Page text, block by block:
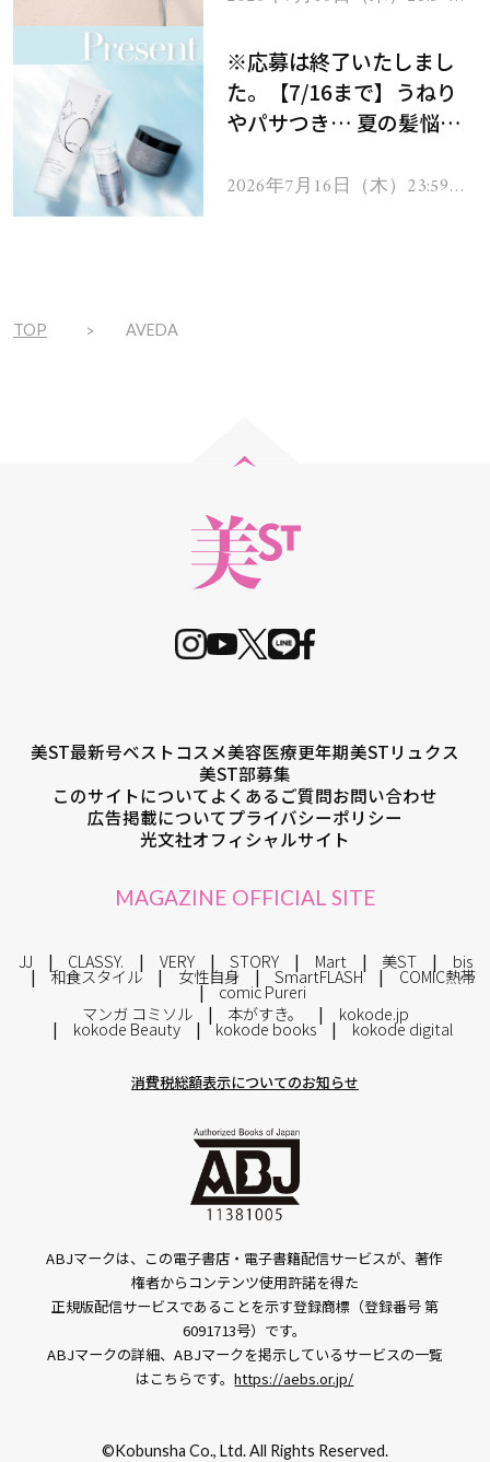
※応募は終了いたしまし
た。【7/16まで】うねり
やパサつき… 夏の髪悩み
ムを13名様にプレゼン
2026年7月16日（木）23:59ま
TOP AVEDA
美ST最新号ベストコスメ美容医療更年期美STリュクス
美ST部募集
このサイトについてよくあるご質問お問い合わせ
広告掲載についてプライバシーポリシー
光文社オフィシャルサイト
MAGAZINE OFFICIAL SITE
JJ CLASSY. VERY STORY Mart 美ST bis
和食スタイル 女性自身 SmartFLASH COMIC熱帯
comic Pureri
マンガ コミソル
本がすき。 kokode.jp
kokode Beauty kokode books kokode digital
消費税総額表示についてのお知らせ
ABJマークは、この電子書店・電子書籍配信サービスが、著作
権者からコンテンツ使用許諾を得た
正規版配信サービスであることを示す登録商標（登録番号 第
6091713号）です。
ABJマークの詳細、ABJマークを掲示しているサービスの一覧
はこちらです。https://aebs.or.jp/
©Kobunsha Co., Ltd. All Rights Reserved.